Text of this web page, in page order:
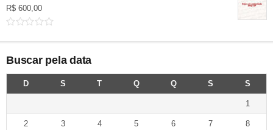
R$ 600,00
Buscar pela data
D S T Q Q S S
1
2 3 4 5 6 7 8